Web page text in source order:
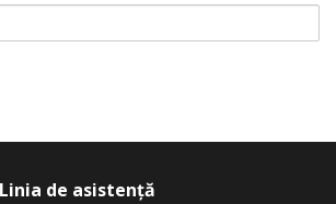
Linia de asistență